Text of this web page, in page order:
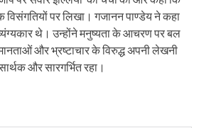
विसंगतियों पर लिखा। गजानन पाण्डेय ने कहा
थे। उन्होंने मनुष्यता के आचरण पर बल
और भ्रष्टाचार के विरुद्ध अपनी लेखनी
और सारगर्भित रहा।